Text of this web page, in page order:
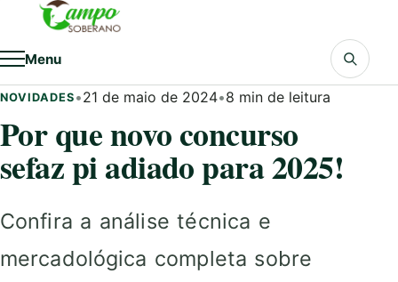
Pular para o conteúdo
Menu
NOVIDADES •21 de maio de 2024•8 min de leitura
Por que novo concurso
sefaz pi adiado para 2025!
Confira a análise técnica e
mercadológica completa sobre